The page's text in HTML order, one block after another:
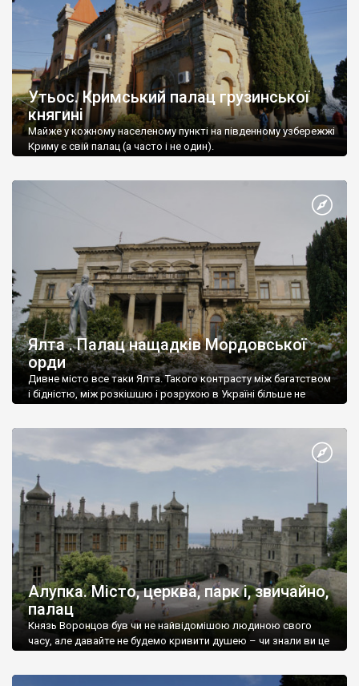
Утьос. Кримський палац грузинської
княгині
Майже у кожному населеному пункті на південному узбережжі
Криму є свій палац (а часто і не один).
Ялта . Палац нащадків Мордовської
орди
Дивне місто все таки Ялта. Такого контрасту між багатством
і бідністю, між розкішшю і розрухою в Україні більше не
Алупка. Місто, церква, парк і, звичайно,
палац
Князь Воронцов був чи не найвідомішою людиною свого
часу, але давайте не будемо кривити душею – чи знали ви це